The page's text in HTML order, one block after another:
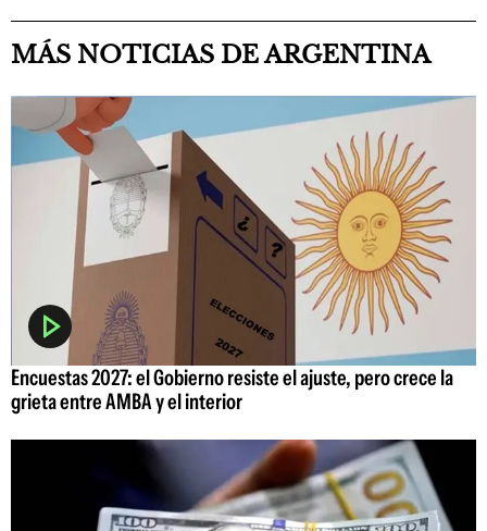
MÁS NOTICIAS DE ARGENTINA
Encuestas 2027: el Gobierno resiste el ajuste, pero crece la
grieta entre AMBA y el interior